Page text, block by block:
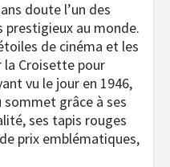
doute l’un des
prestigieux au monde.
de cinéma et les
la Croisette pour
vu le jour en 1946,
sommet grâce à ses
ses tapis rouges
prix emblématiques,